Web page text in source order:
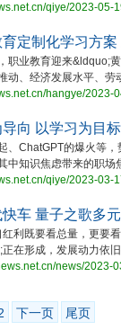
qiye/2023-05-
定制化学习方
业教育迎来&ldquo;黄
动、经济发展水平、劳
hangye/2023-
导向 以学习为目
ChatGPT的爆火等，
中知识焦虑带来的职场
qiye/2023-03-
车 量子之歌多
既要看总量，更要看
在形成，发展动力依
news/2023-
下一页 尾页